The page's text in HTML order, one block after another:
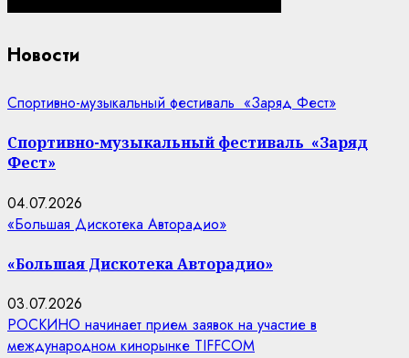
Новости
Спортивно-музыкальный фестиваль «Заряд Фест»
Спортивно-музыкальный фестиваль «Заряд
Фест»
04.07.2026
«Большая Дискотека Авторадио»
«Большая Дискотека Авторадио»
03.07.2026
РОСКИНО начинает прием заявок на участие в
международном кинорынке TIFFCOM